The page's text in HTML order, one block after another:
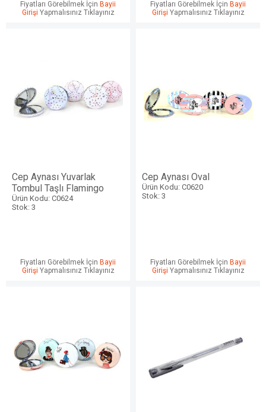
Fiyatları Görebilmek İçin Bayii
Girişi Yapmalısınız Tıklayınız
Fiyatları Görebilmek İçin Bayii
Girişi Yapmalısınız Tıklayınız
Cep Aynası Yuvarlak
Tombul Taşlı Flamingo
Ürün Kodu: C0624
Stok: 3
Fiyatları Görebilmek İçin Bayii
Girişi Yapmalısınız Tıklayınız
Cep Aynası Oval
Ürün Kodu: C0620
Stok: 3
Fiyatları Görebilmek İçin Bayii
Girişi Yapmalısınız Tıklayınız